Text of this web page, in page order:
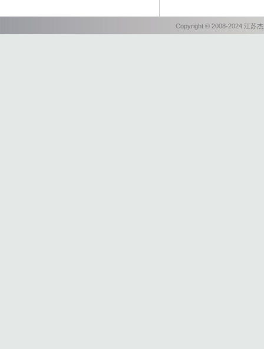
Copyright © 2008-2024 江苏